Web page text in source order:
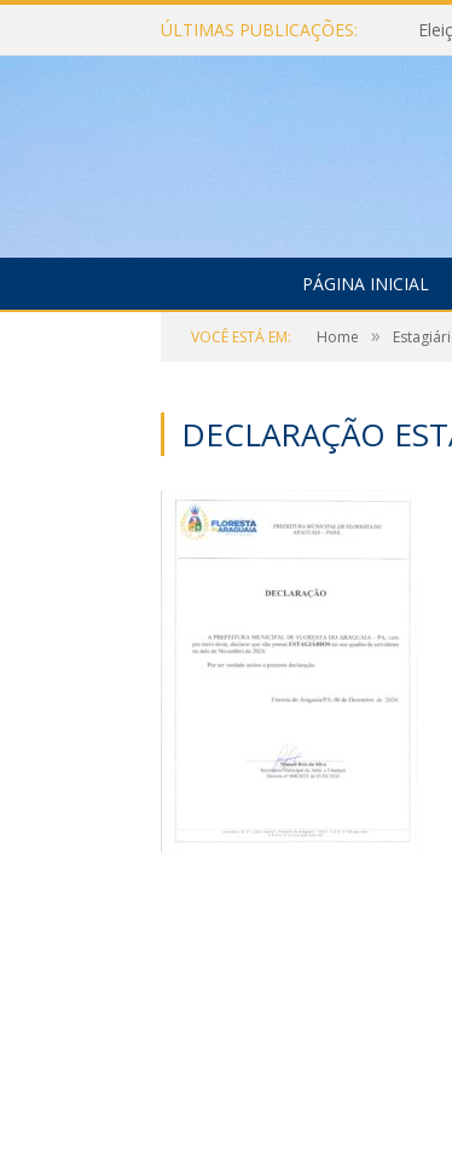
ÚLTIMAS PUBLICAÇÕES:
PÁGINA INICIAL
VOCÊ ESTÁ EM: Home »
DECLARAÇÃO